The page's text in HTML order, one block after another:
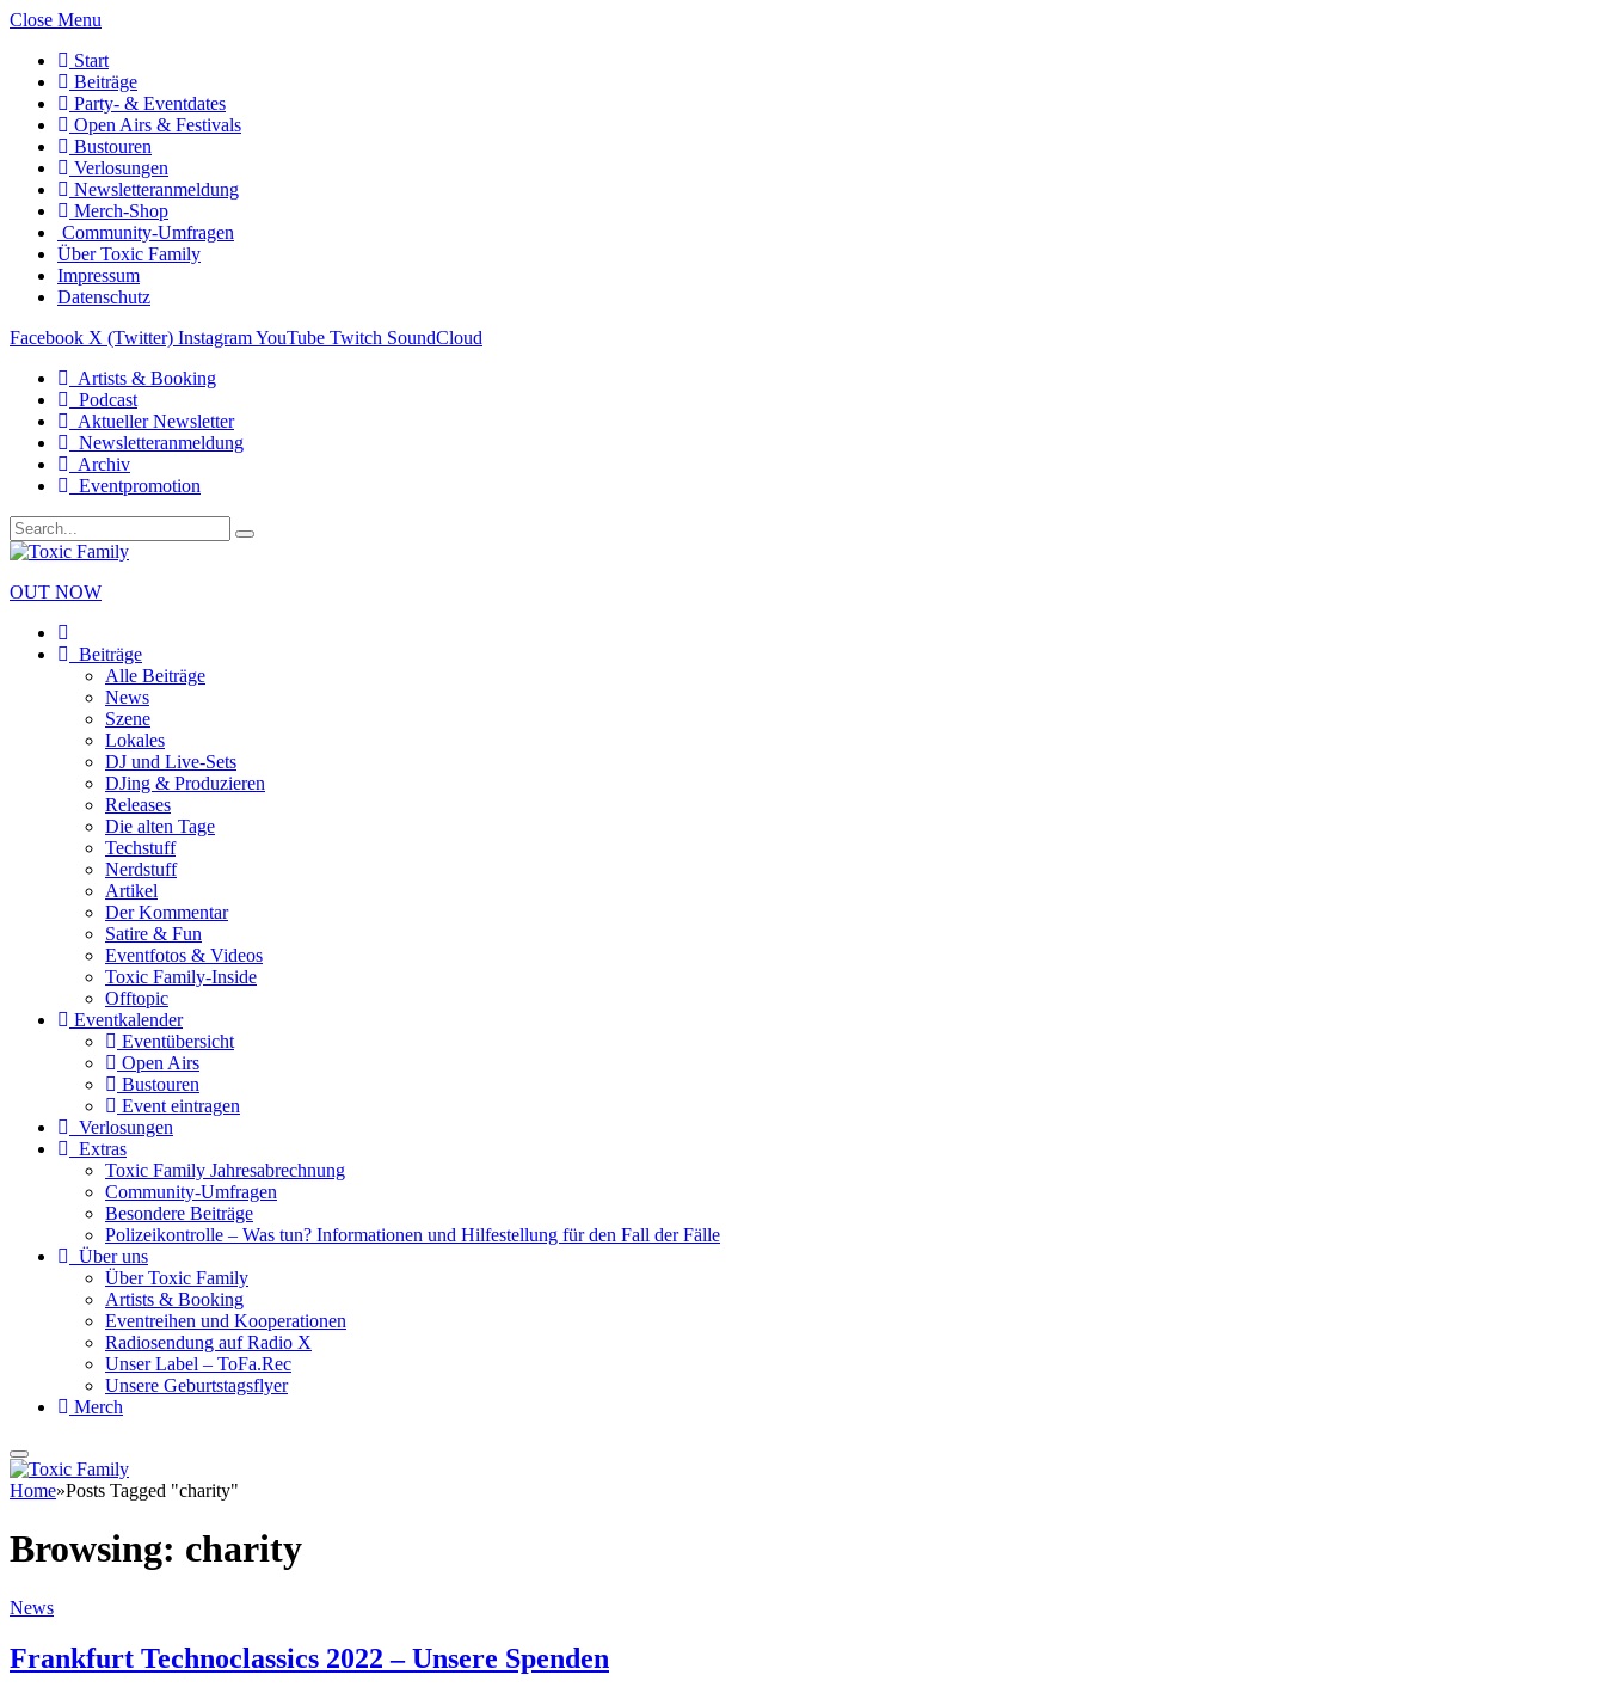
Close Menu
Start
Beiträge
Party- & Eventdates
Open Airs & Festivals
Bustouren
Verlosungen
Newsletteranmeldung
Merch-Shop
Community-Umfragen
Über Toxic Family
Impressum
Datenschutz
Facebook X (Twitter) InstagramYouTube Twitch SoundCloud
Artists & Booking
Podcast
Aktueller Newsletter
Newsletteranmeldung
Archiv
Eventpromotion
OUT NOW
Beiträge
Alle Beiträge
News
Szene
Lokales
DJ und Live-Sets
DJing & Produzieren
Releases
Die alten Tage
Techstuff
Nerdstuff
Artikel
Der Kommentar
Satire & Fun
Eventfotos & Videos
Toxic Family-Inside
Offtopic
Eventkalender
Eventübersicht
Open Airs
Bustouren
Event eintragen
Verlosungen
Extras
Toxic Family Jahresabrechnung
Community-Umfragen
Besondere Beiträge
Polizeikontrolle – Was tun? Informationen und Hilfestellung für den Fall der Fälle
Über uns
Über Toxic Family
Artists & Booking
Eventreihen und Kooperationen
Radiosendung auf Radio X
Unser Label – ToFa.Rec
Unsere Geburtstagsflyer
Merch
Home»Posts Tagged "charity"
Browsing: charity
News
Frankfurt Technoclassics 2022 – Unsere Spenden